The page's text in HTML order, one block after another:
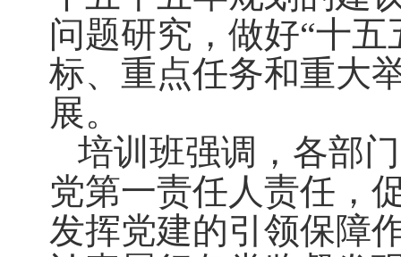
问题研究，做好“十
标、重点任务和重大
展。
培训班强调，各部
党第一责任人责任，
发挥党建的引领保障